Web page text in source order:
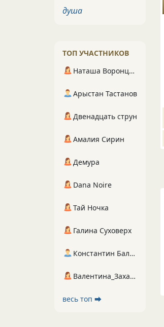
душа
ТОП УЧАСТНИКОВ
Наташа Воронцова
Арыстан Тастанов
Двенадцать струн
Амалия Сирин
Демура
Dana Noire
Тай Ночка
Галина Суховерх
Константин Балухта
Валентина_Захарова
весь топ ⮕